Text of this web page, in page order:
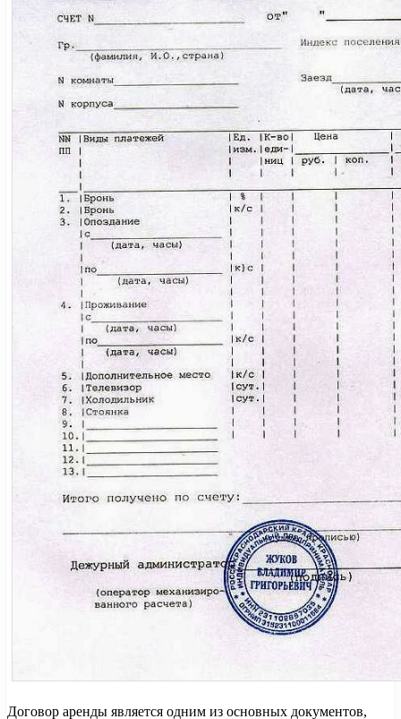
Договор аренды является одним из основных документов,